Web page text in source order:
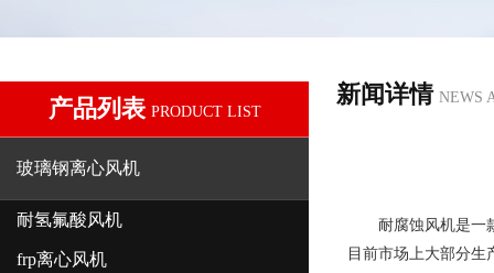
产品列表 PRODUCT LIST
玻璃钢离心风机
耐氢氟酸风机
frp离心风机
新闻详情 NEWS
耐腐蚀风机是一
目前市场上大部分